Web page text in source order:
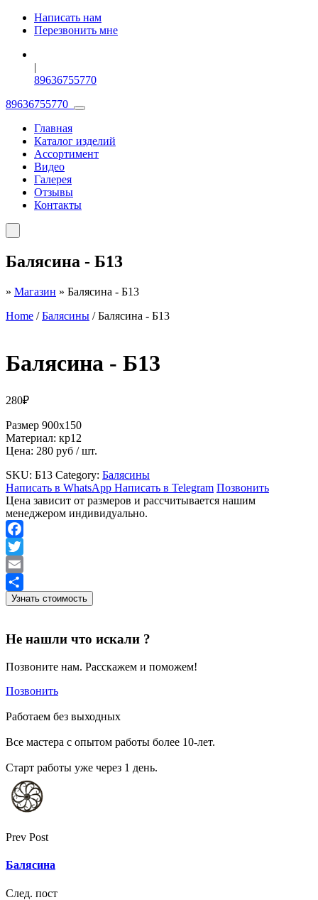
Написать нам
Перезвонить мне
|
89636755770
89636755770
Главная
Каталог изделий
Ассортимент
Видео
Галерея
Отзывы
Контакты
Балясина - Б13
» Магазин » Балясина - Б13
Home /Балясины / Балясина - Б13
Балясина - Б13
280₽
Размер 900х150
Материал: кр12
Цена: 280 руб / шт.
SKU: Б13 Category: Балясины
Написать в WhatsApp Написать в Telegram Позвонить
Цена зависит от размеров и рассчитывается нашим
менеджером индивидуально.
Facebook
Twitter
Email
Отправить
Узнать стоимость
Не нашли что искали ?
Позвоните нам. Расскажем и поможем!
Позвонить
Работаем без выходных
Все мастера с опытом работы более 10-лет.
Старт работы уже через 1 день.
Prev Post
Балясина
След. пост